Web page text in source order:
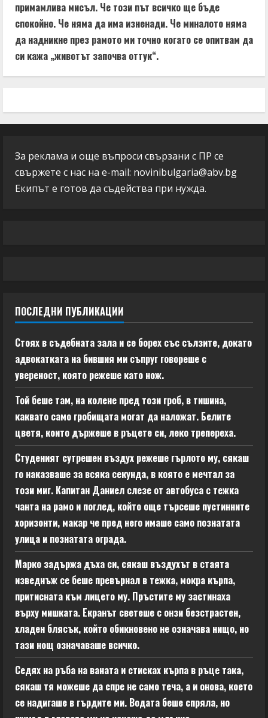
примамлива мисъл. Че този път всичко ще бъде
спокойно. Че няма да има изненади. Че миналото няма
да надникне през рамото ми точно когато се опитвам да
си кажа „животът започва оттук“.
За реклама и още въпроси свързани с ПР се
свържете с нас на e-mail: novinibulgaria@abv.bg
Екипът е готов да съдейства при нужда.
ПОСЛЕДНИ ПУБЛИКАЦИИ
Стоях в съдебната зала и се борех със сълзите, докато
адвокатката на бившия ми съпруг говореше с
увереност, която режеше като нож.
Той беше там, на колене пред този гроб, в тишина,
каквато само гробищата могат да наложат. Белите
цветя, които държеше в ръцете си, леко трепереха.
Студеният сутрешен въздух режеше гърлото му, сякаш
го наказваше за всяка секунда, в която е мечтал за
този миг. Капитан Даниел слезе от автобуса с тежка
чанта на рамо и поглед, който още търсеше пустинните
хоризонти, макар че пред него имаше само познатата
улица и познатата ограда.
Марко задържа дъха си, сякаш въздухът в стаята
изведнъж се беше превърнал в тежка, мокра кърпа,
притисната към лицето му. Пръстите му застинаха
върху мишката. Екранът светеше с онзи безстрастен,
хладен блясък, който обикновено не означава нищо, но
тази нощ означаваше всичко.
Седях на ръба на ваната и стисках кърпа в ръце така,
сякаш тя можеше да спре не само теча, а и онова, което
се надигаше в гърдите ми. Водата беше спряла, но